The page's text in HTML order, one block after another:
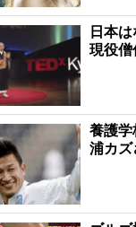
日本
現役僧
養護
浦カ